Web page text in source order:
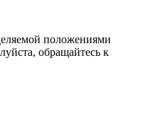
положениями
обращайтесь к